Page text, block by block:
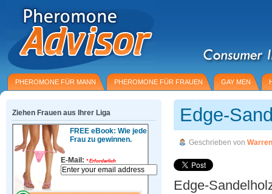
PHEROMONE FÜR MANN PHEROMONE FÜR FRAUEN GAY MEN
Edge-
Geschrieben von
Edge-
Ziehen Frauen aus Ihrer Liga
FREE eBook: Wie jede
Frau zu gewinnen.
E-Mail: *Erforderlich